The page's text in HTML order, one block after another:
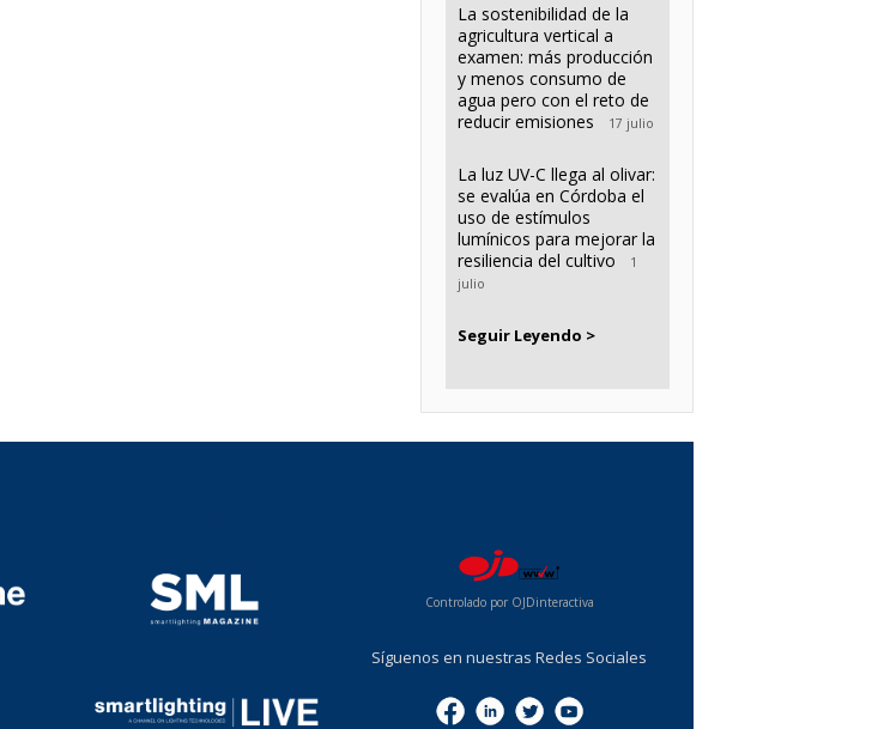
La sostenibilidad de la
agricultura vertical a
examen: más producción
y menos consumo de
agua pero con el reto de
reducir emisiones
17 julio
La luz UV-C llega al olivar:
se evalúa en Córdoba el
uso de estímulos
lumínicos para mejorar la
resiliencia del cultivo
1
julio
Seguir Leyendo >
Controlado por OJDinteractiva
Síguenos en nuestras Redes Sociales